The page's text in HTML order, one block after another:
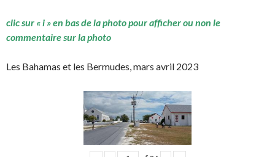
clic sur « i » en bas de la photo pour afficher ou non le
commentaire sur la photo
Les Bahamas et les Bermudes, mars avril 2023